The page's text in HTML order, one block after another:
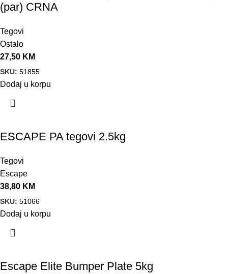
(par) CRNA
Tegovi
Ostalo
27,50 KM
SKU: 51855
Dodaj u korpu
ESCAPE PA tegovi 2.5kg
Tegovi
Escape
38,80 KM
SKU: 51066
Dodaj u korpu
Escape Elite Bumper Plate 5kg